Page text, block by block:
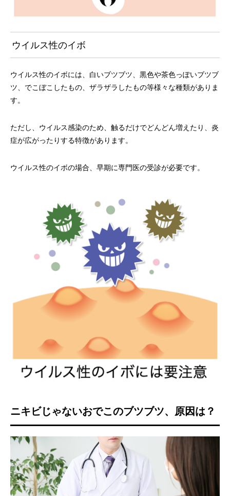
ウイルス性のイボ
ウイルス性のイボには、白いブツブツ、黒色や茶色っぽいブツブ
ツ、でこぼこしたもの、ザラザラしたもの等様々な種類がありま
す。
ただし、ウイルス感染のため、触るだけでどんどん増えたり、炎
症が広がったりする特徴があります。
ウイルス性のイボの場合、早期に専門医の受診が必要です。
ニキビじゃないおでこのブツブツ、原因は？